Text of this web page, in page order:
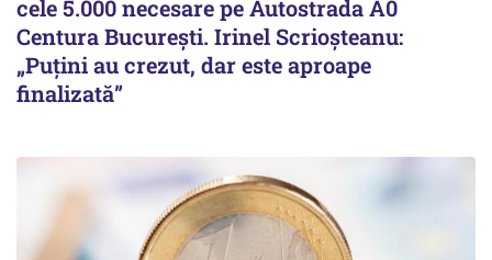
cele 5.000 necesare pe Autostrada A0
Centura București. Irinel Scrioșteanu:
„Puțini au crezut, dar este aproape
finalizată”